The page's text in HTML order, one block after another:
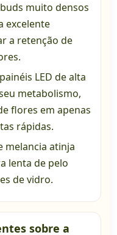
muito densos
excelente
a retenção de
LED de alta
metabolismo,
flores em apenas
rápidas.
melancia atinja
lenta de pelo
de vidro.
sobre a